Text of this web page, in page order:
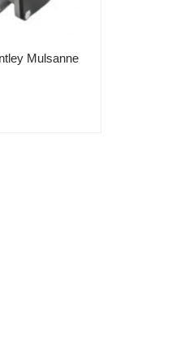
Mulsanne